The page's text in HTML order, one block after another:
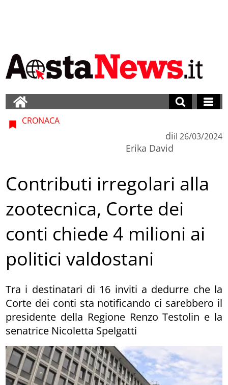
CRONACA
di
Erika David
il 26/03/2024
Contributi irregolari alla
zootecnica, Corte dei
conti chiede 4 milioni ai
politici valdostani
Tra i destinatari di 16 inviti a dedurre che la
Corte dei conti sta notificando ci sarebbero il
presidente della Regione Renzo Testolin e la
senatrice Nicoletta Spelgatti